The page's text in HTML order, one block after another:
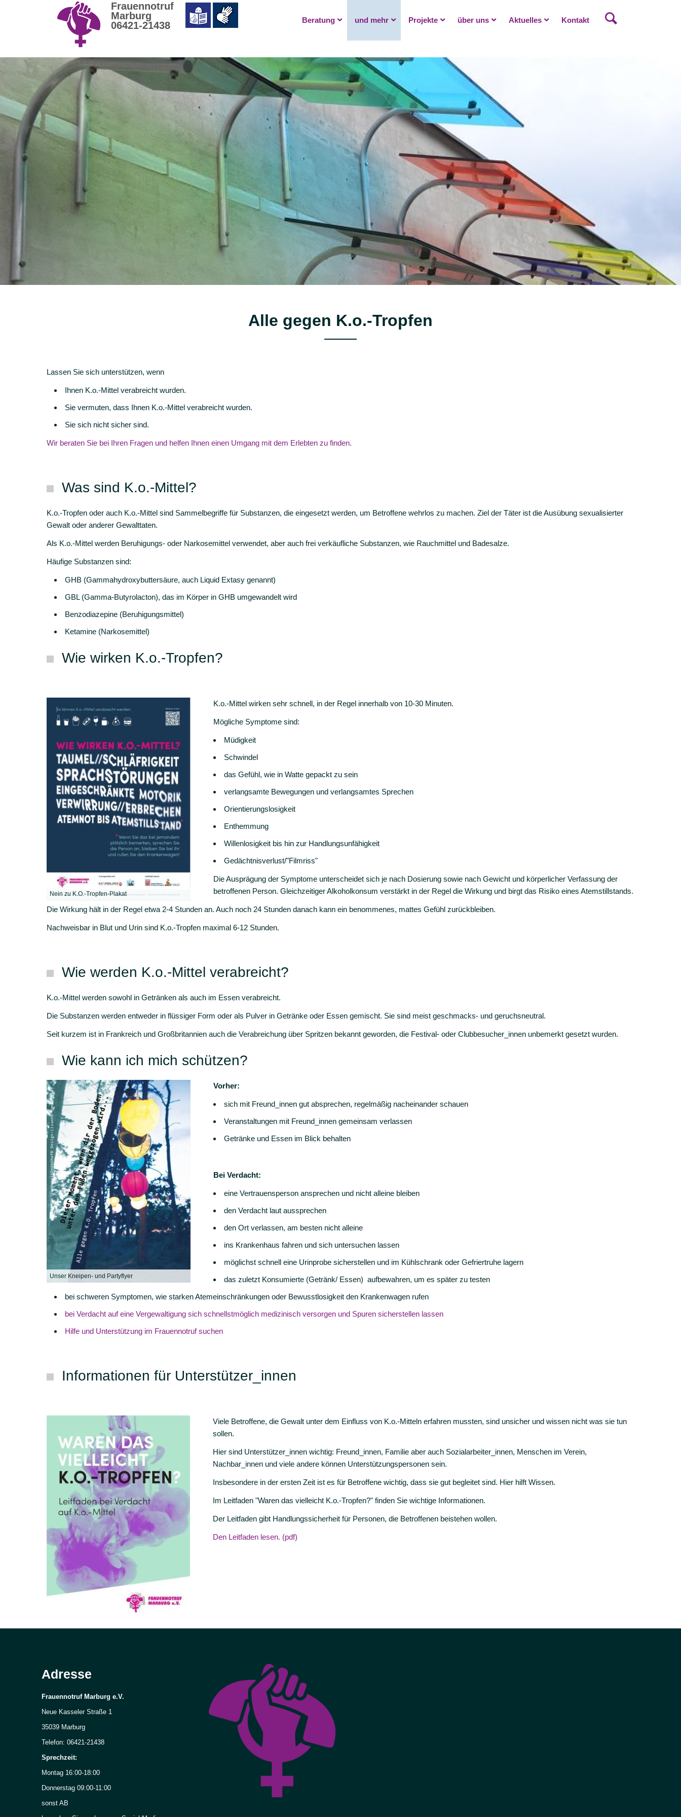
Frauennotruf
Marburg
06421-21438
Beratung und mehr Projekte über uns Aktuelles Kontakt
Alle gegen K.o.-Tropfen
Lassen Sie sich unterstützen, wenn
Ihnen K.o.-Mittel verabreicht wurden.
Sie vermuten, dass Ihnen K.o.-Mittel verabreicht wurden.
Sie sich nicht sicher sind.
Wir beraten Sie bei Ihren Fragen und helfen Ihnen einen Umgang mit dem Erlebten zu finden.
Was sind K.o.-Mittel?
K.o.-Tropfen oder auch K.o.-Mittel sind Sammelbegriffe für Substanzen, die eingesetzt werden, um Betroffene wehrlos zu machen. Ziel der Täter ist die Ausübung sexualisierter
Gewalt oder anderer Gewalttaten.
Als K.o.-Mittel werden Beruhigungs- oder Narkosemittel verwendet, aber auch frei verkäufliche Substanzen, wie Rauchmittel und Badesalze.
Häufige Substanzen sind:
GHB (Gammahydroxybuttersäure, auch Liquid Extasy genannt)
GBL (Gamma-Butyrolacton), das im Körper in GHB umgewandelt wird
Benzodiazepine (Beruhigungsmittel)
Ketamine (Narkosemittel)
Wie wirken K.o.-Tropfen?
Nein zu K.O.-Tropfen-Plakat
K.o.-Mittel wirken sehr schnell, in der Regel innerhalb von 10-30 Minuten.
Mögliche Symptome sind:
Müdigkeit
Schwindel
das Gefühl, wie in Watte gepackt zu sein
verlangsamte Bewegungen und verlangsamtes Sprechen
Orientierungslosigkeit
Enthemmung
Willenlosigkeit bis hin zur Handlungsunfähigkeit
Gedächtnisverlust/"Filmriss"
Die Ausprägung der Symptome unterscheidet sich je nach Dosierung sowie nach Gewicht und körperlicher Verfassung der
betroffenen Person. Gleichzeitiger Alkoholkonsum verstärkt in der Regel die Wirkung und birgt das Risiko eines Atemstillstands.
Die Wirkung hält in der Regel etwa 2-4 Stunden an. Auch noch 24 Stunden danach kann ein benommenes, mattes Gefühl zurückbleiben.
Nachweisbar in Blut und Urin sind K.o.-Tropfen maximal 6-12 Stunden.
Wie werden K.o.-Mittel verabreicht?
K.o.-Mittel werden sowohl in Getränken als auch im Essen verabreicht.
Die Substanzen werden entweder in flüssiger Form oder als Pulver in Getränke oder Essen gemischt. Sie sind meist geschmacks- und geruchsneutral.
Seit kurzem ist in Frankreich und Großbritannien auch die Verabreichung über Spritzen bekannt geworden, die Festival- oder Clubbesucher_innen unbemerkt gesetzt wurden.
Wie kann ich mich schützen?
Unser Kneipen- und Partyflyer
Vorher:
sich mit Freund_innen gut absprechen, regelmäßig nacheinander schauen
Veranstaltungen mit Freund_innen gemeinsam verlassen
Getränke und Essen im Blick behalten
Bei Verdacht:
eine Vertrauensperson ansprechen und nicht alleine bleiben
den Verdacht laut aussprechen
den Ort verlassen, am besten nicht alleine
ins Krankenhaus fahren und sich untersuchen lassen
möglichst schnell eine Urinprobe sicherstellen und im Kühlschrank oder Gefriertruhe lagern
das zuletzt Konsumierte (Getränk/ Essen) aufbewahren, um es später zu testen
bei schweren Symptomen, wie starken Atemeinschränkungen oder Bewusstlosigkeit den Krankenwagen rufen
bei Verdacht auf eine Vergewaltigung sich schnellstmöglich medizinisch versorgen und Spuren sicherstellen lassen
Hilfe und Unterstützung im Frauennotruf suchen
Informationen für Unterstützer_innen
Viele Betroffene, die Gewalt unter dem Einfluss von K.o.-Mitteln erfahren mussten, sind unsicher und wissen nicht was sie tun
sollen.
Hier sind Unterstützer_innen wichtig: Freund_innen, Familie aber auch Sozialarbeiter_innen, Menschen im Verein,
Nachbar_innen und viele andere können Unterstützungspersonen sein.
Insbesondere in der ersten Zeit ist es für Betroffene wichtig, dass sie gut begleitet sind. Hier hilft Wissen.
Im Leitfaden "Waren das vielleicht K.o.-Tropfen?" finden Sie wichtige Informationen.
Der Leitfaden gibt Handlungssicherheit für Personen, die Betroffenen beistehen wollen.
Den Leitfaden lesen. (pdf)
Adresse
Frauennotruf Marburg e.V.
Neue Kasseler Straße 1
35039 Marburg
Telefon: 06421-21438
Sprechzeit:
Montag 16:00-18:00
Donnerstag 09:00-11:00
sonst AB